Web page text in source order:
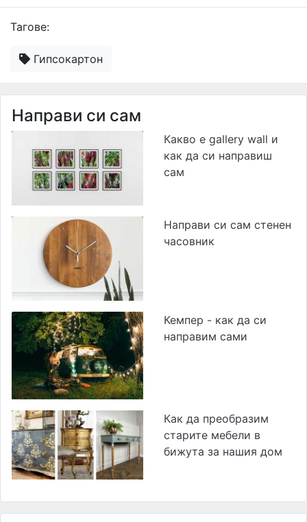
Тагове:
Гипсокартон
Направи си сам
Какво е gallery wall и
как да си направиш
сам
Направи си сам стенен
часовник
Кемпер - как да си
направим сами
Как да преобразим
старите мебели в
бижута за нашия дом